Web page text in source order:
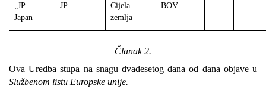
„JP —
Japan
JP
Cijela
zemlja
BOV
Članak 2.
Ova Uredba stupa na snagu dvadesetog dana od dana objave u
Službenom listu Europske unije.